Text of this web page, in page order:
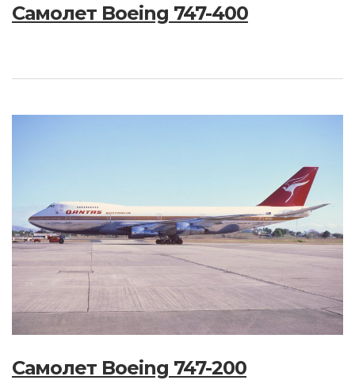
Самолет Boeing 747-400
Самолет Boeing 747-200